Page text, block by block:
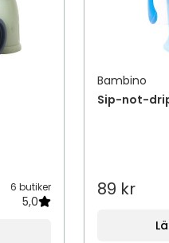
6 butiker
5,0
Bambino
Sip-not-
89 kr